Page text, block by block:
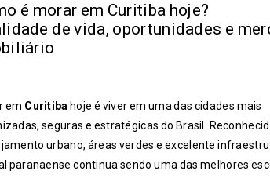
é morar em Curitiba hoje?
de vida, oportunidades e
em Curitiba hoje é viver em uma das cidades mais
seguras e estratégicas do Brasil.
urbano, áreas verdes e excelente
paranaense continua sendo uma das melhores